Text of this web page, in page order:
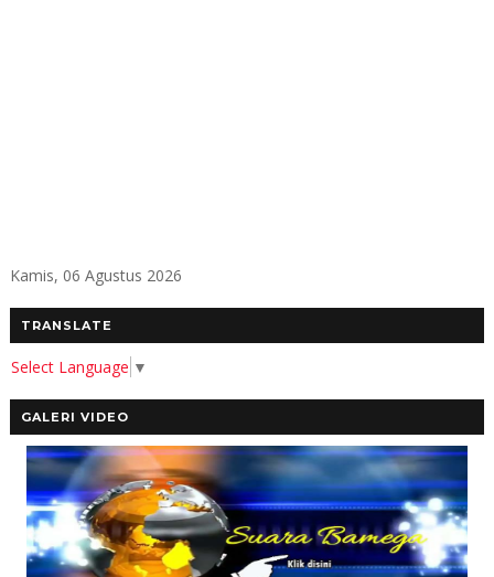
Kamis, 06 Agustus 2026
TRANSLATE
Select Language ▼
GALERI VIDEO